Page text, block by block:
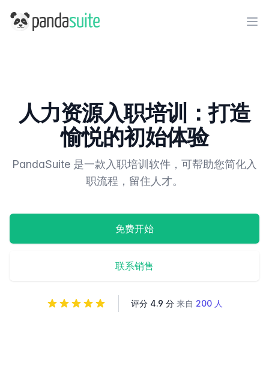
PandaSuite
人力资源入职培训：打造
愉悦的初始体验
PandaSuite 是一款入职培训软件，可帮助您简化入
职流程，留住人才。
免费开始
联系销售
评分 4.9 分 来自 200 人